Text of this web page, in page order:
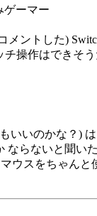
ゲーマー
メントした)
チ操作はできそ
いいのかな？)
ならないと聞い
マウスをちゃんと